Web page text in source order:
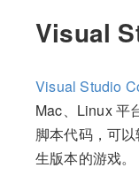
Visual
Visual Studio
Mac、Linux 平
脚本代码，可
生版本的游戏。